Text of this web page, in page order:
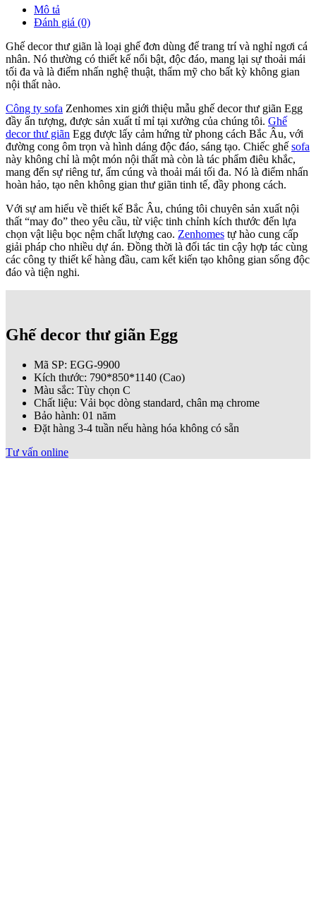
Mô tả
Đánh giá (0)
Ghế decor thư giãn là loại ghế đơn dùng để trang trí và nghỉ ngơi cá
nhân. Nó thường có thiết kế nổi bật, độc đáo, mang lại sự thoải mái
tối đa và là điểm nhấn nghệ thuật, thẩm mỹ cho bất kỳ không gian
nội thất nào.
Công ty sofa Zenhomes xin giới thiệu mẫu ghế decor thư giãn Egg
đầy ấn tượng, được sản xuất tỉ mỉ tại xưởng của chúng tôi. Ghế
decor thư giãn Egg được lấy cảm hứng từ phong cách Bắc Âu, với
đường cong ôm trọn và hình dáng độc đáo, sáng tạo. Chiếc ghế sofa
này không chỉ là một món nội thất mà còn là tác phẩm điêu khắc,
mang đến sự riêng tư, ấm cúng và thoải mái tối đa. Nó là điểm nhấn
hoàn hảo, tạo nên không gian thư giãn tinh tế, đầy phong cách.
Với sự am hiểu về thiết kế Bắc Âu, chúng tôi chuyên sản xuất nội
thất “may đo” theo yêu cầu, từ việc tinh chỉnh kích thước đến lựa
chọn vật liệu bọc nệm chất lượng cao. Zenhomes tự hào cung cấp
giải pháp cho nhiều dự án. Đồng thời là đối tác tin cậy hợp tác cùng
các công ty thiết kế hàng đầu, cam kết kiến tạo không gian sống độc
đáo và tiện nghi.
Ghế decor thư giãn Egg
Mã SP: EGG-9900
Kích thước: 790*850*1140 (Cao)
Màu sắc: Tùy chọn C
Chất liệu: Vải bọc dòng standard, chân mạ chrome
Bảo hành: 01 năm
Đặt hàng 3-4 tuần nếu hàng hóa không có sẵn
Tư vấn online